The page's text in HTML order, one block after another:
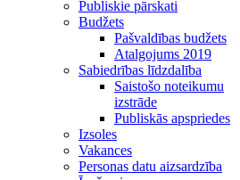
Publiskie pārskati
Budžets
Pašvaldības budžets
Atalgojums 2019
Sabiedrības līdzdalība
Saistošo noteikumu
izstrāde
Publiskās apspriedes
Izsoles
Vakances
Personas datu aizsardzība